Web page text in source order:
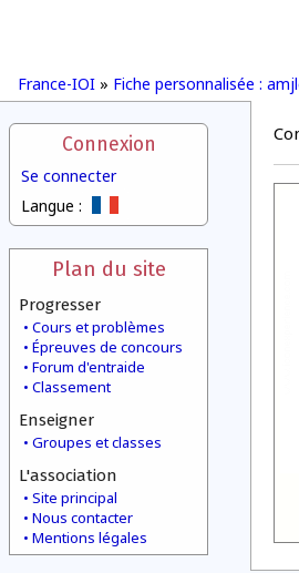
France-IOI » Fiche personnalisée :
Connexion
Se connecter
Langue :
Plan du site
Progresser
Cours et problèmes
Épreuves de concours
Forum d'entraide
Classement
Enseigner
Groupes et classes
L'association
Site principal
Nous contacter
Mentions légales